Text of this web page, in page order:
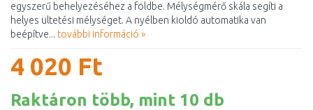
egyszerű behelyezéséhez a földbe. Mélységmérő skála segíti a
helyes ültetési mélységet. A nyélben kioldó automatika van
beépítve... további információ »
4 020 Ft
Raktáron több, mint 10 db